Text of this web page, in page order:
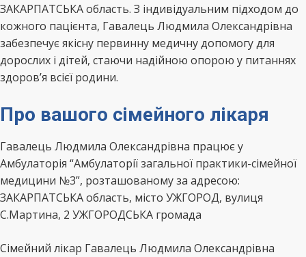
ЗАКАРПАТСЬКА область. З індивідуальним підходом до
кожного пацієнта, Гавалець Людмила Олександрівна
забезпечує якісну первинну медичну допомогу для
дорослих і дітей, стаючи надійною опорою у питаннях
здоров’я всієї родини.
Про вашого сімейного лікаря
Гавалець Людмила Олександрівна працює у
Амбулаторія “Амбулаторії загальної практики-сімейної
медицини №3”, розташованому за адресою:
ЗАКАРПАТСЬКА область, місто УЖГОРОД, вулиця
С.Мартина, 2 УЖГОРОДСЬКА громада
Сімейний лікар Гавалець Людмила Олександрівна